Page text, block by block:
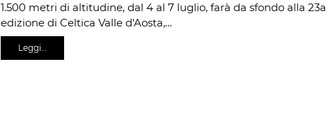
1.500 metri di altitudine, dal 4 al 7 luglio, farà da sfondo alla 23a
edizione di Celtica Valle d'Aosta,…
Leggi…